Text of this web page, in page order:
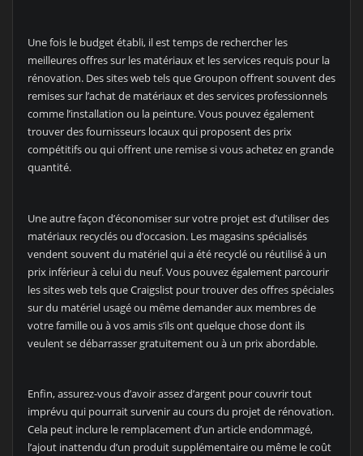
Une fois le budget établi, il est temps de rechercher les
meilleures offres sur les matériaux et les services requis pour la
rénovation. Des sites web tels que Groupon offrent souvent des
remises sur l’achat de matériaux et des services professionnels
comme l’installation ou la peinture. Vous pouvez également
trouver des fournisseurs locaux qui proposent des prix
compétitifs ou qui offrent une remise si vous achetez en grande
quantité.
Une autre façon d’économiser sur votre projet est d’utiliser des
matériaux recyclés ou d’occasion. Les magasins spécialisés
vendent souvent du matériel qui a été recyclé ou réutilisé à un
prix inférieur à celui du neuf. Vous pouvez également parcourir
les sites web tels que Craigslist pour trouver des offres spéciales
sur du matériel usagé ou même demander aux membres de
votre famille ou à vos amis s’ils ont quelque chose dont ils
veulent se débarrasser gratuitement ou à un prix abordable.
Enfin, assurez-vous d’avoir assez d’argent pour couvrir tout
imprévu qui pourrait survenir au cours du projet de rénovation.
Cela peut inclure le remplacement d’un article endommagé,
l’ajout inattendu d’un produit supplémentaire ou même le coût